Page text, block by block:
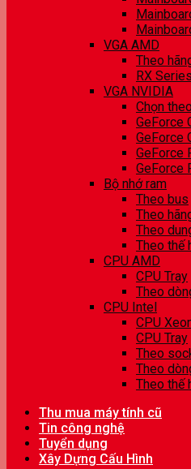
VGA AMD
Theo
RX Series
VGA NVIDIA
Chọn
GeForce
GeForce
GeForce
GeForce
Bộ nhớ ram
Theo bus
Theo
Theo
Theo thế
CPU AMD
CPU Tray
Theo
CPU Intel
CPU
CPU Tray
Theo
Theo
Theo thế
Thu mua máy tính cũ
Tin công nghệ
Tuyển dụng
Xây Dựng Cấu Hình